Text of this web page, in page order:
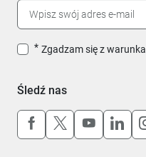
Zgadzam się z
Śledź nas
Uwaga, link
Uwaga, link
Uwaga,